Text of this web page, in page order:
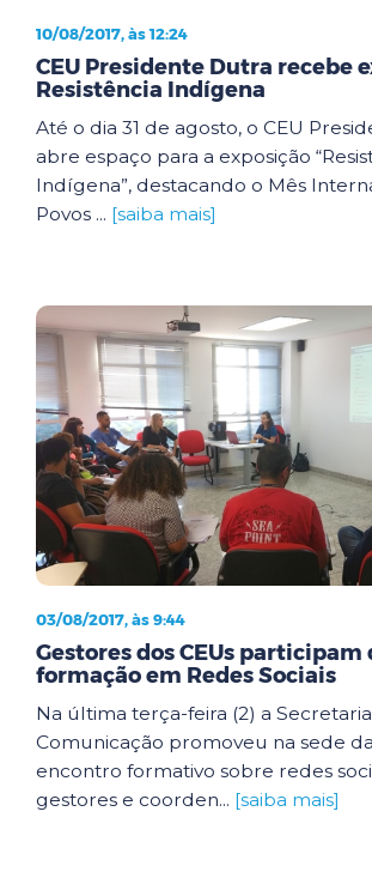
10/08/2017, às 12:24
CEU Presidente Dutra recebe
Resistência Indígena
Até o dia 31 de agosto, o CEU
abre espaço para a exposição
Indígena”, destacando o Mês
Povos ... [saiba mais]
03/08/2017, às 9:44
Gestores dos CEUs participam
formação em Redes Sociais
Na última terça-feira (2) a
Comunicação promoveu na sede
encontro formativo sobre redes
gestores e coorden... [saiba mais]